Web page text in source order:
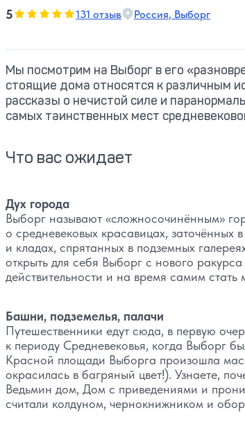
5Оценка, количество звезд:5
131 отзыв Россия, Выборг
Мы посмотрим на Выборг в его
стоящие дома относятся к различным
рассказы о нечистой силе и
самых таинственных мест
Что вас ожидает
Дух города
Выборг называют «сложносочинённым»
о средневековых красавицах,
и кладах, спрятанных в подземных
открыть для себя Выборг с нового
действительности и на время самим стать
Башни, подземелья, палачи
Путешественники едут сюда, в первую
к периоду Средневековья, когда Выборг
Красной площади Выборга произошла
окрасилась в багряный цвет!). Узнаете,
Ведьмин дом, Дом с приведениями и
считали колдуном, чернокнижником и